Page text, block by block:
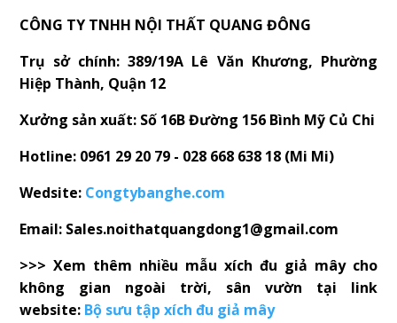
CÔNG TY TNHH NỘI THẤT QUANG ĐÔNG
Trụ sở chính: 389/19A Lê Văn Khương, Phường
Hiệp Thành, Quận 12
Xưởng sản xuất: Số 16B Đường 156 Bình Mỹ Củ Chi
Hotline: 0961 29 20 79 - 028 668 638 18 (Mi Mi)
Wedsite: Congtybanghe.com
Email: Sales.noithatquangdong1@gmail.com
>>> Xem thêm nhiều mẫu xích đu giả mây cho
không gian ngoài trời, sân vườn tại link
website: Bộ sưu tập xích đu giả mây